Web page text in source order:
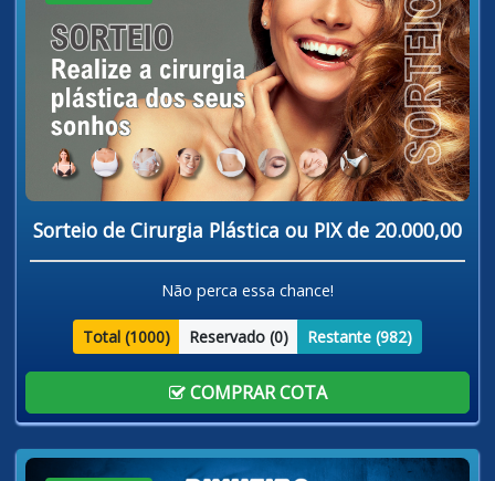
Sorteio de Cirurgia Plástica ou PIX de 20.000,00
Não perca essa chance!
Total (1000) Reservado (0) Restante (982)
COMPRAR COTA